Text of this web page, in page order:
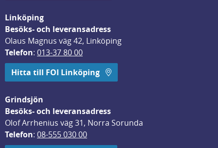
Linköping
Besöks- och leveransadress
Olaus Magnus väg 42, Linköping
Telefon: 013-37 80 00
Hitta till FOI Linköping
Grindsjön
Besöks- och leveransadress
Olof Arrhenius väg 31, Norra Sorunda
Telefon: 08-555 030 00